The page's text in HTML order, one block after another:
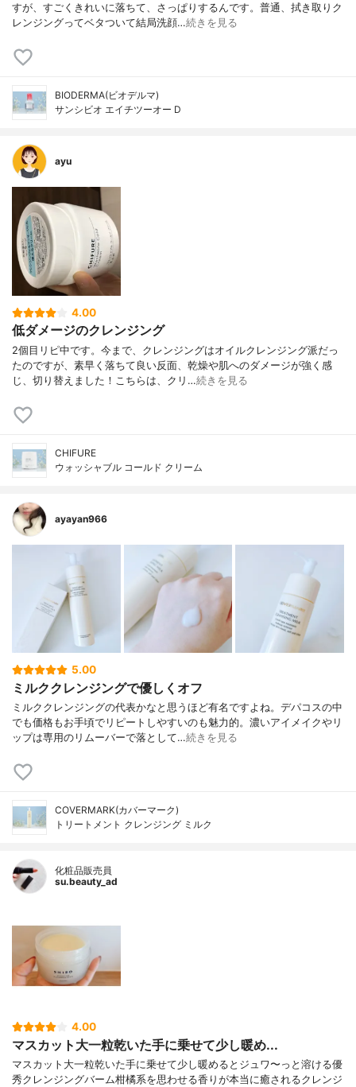
すが、すごくきれいに落ちて、さっぱりするんです。普通、拭き取りク
レンジングってベタついて結局洗顔…続きを見る
BIODERMA(ビオデルマ)
サンシビオ エイチツーオー D
ayu
4.00
低ダメージのクレンジング
2個目リピ中です。今まで、クレンジングはオイルクレンジング派だっ
たのですが、素早く落ちて良い反面、乾燥や肌へのダメージが強く感
じ、切り替えました！こちらは、クリ…続きを見る
CHIFURE
ウォッシャブル コールド クリーム
ayayan966
5.00
ミルククレンジングで優しくオフ
ミルククレンジングの代表かなと思うほど有名ですよね。デパコスの中
でも価格もお手頃でリピートしやすいのも魅力的。濃いアイメイクやリ
ップは専用のリムーバーで落として…続きを見る
COVERMARK(カバーマーク)
トリートメント クレンジング ミルク
化粧品販売員
su.beauty_ad
4.00
マスカット大一粒乾いた手に乗せて少し暖め...
マスカット大一粒乾いた手に乗せて少し暖めるとジュワ〜っと溶ける優
秀クレンジングバーム柑橘系を思わせる香りが本当に癒されるクレンジ